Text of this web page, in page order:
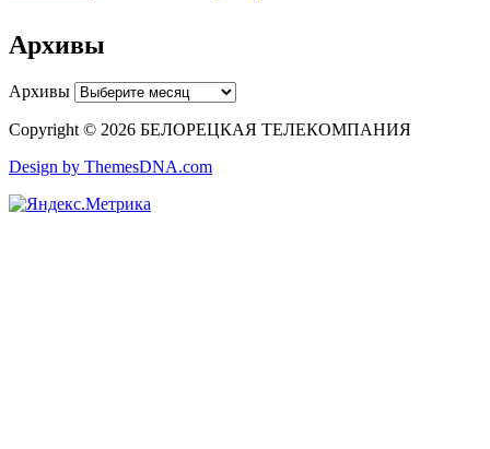
Архивы
Архивы
Copyright © 2026 БЕЛОРЕЦКАЯ ТЕЛЕКОМПАНИЯ
Design by ThemesDNA.com